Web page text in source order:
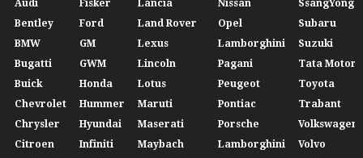
Audi Fisker Lancia Nissan
SsangYong
Bentley
Ford Land Rover Opel
Subaru
BMW
GM Lexus Lamborghini
Suzuki
Bugatti
GWM Lincoln Pagani
Tata Motors
Buick
Honda Lotus Peugeot
Toyota
Chevrolet
Hummer Maruti Pontiac
Trabant
Chrysler
Hyundai Maserati Porsche
Volkswagen
Citroen
Infiniti Maybach Lamborghini
Volvo